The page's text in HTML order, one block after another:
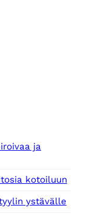
ja
kotoiluun
ystävälle